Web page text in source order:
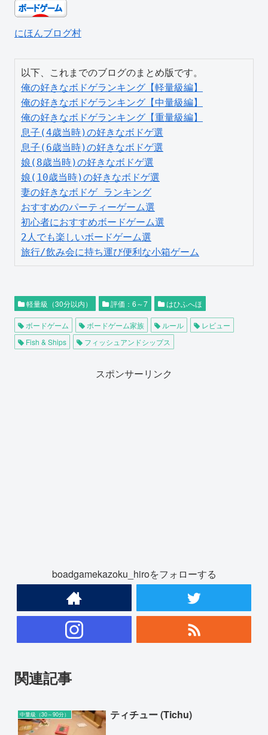
にほんブログ村
俺の好きなボドゲランキング【軽量級編】
俺の好きなボドゲランキング【中量級編】
俺の好きなボドゲランキング【重量級編】
息子(4歳当時)の好きなボドゲ選
息子(6歳当時)の好きなボドゲ選
娘(8歳当時)の好きなボドゲ選
娘(10歳当時)の好きなボドゲ選
妻の好きなボドゲ ランキング
おすすめのパーティーゲーム選
初心者におすすめボードゲーム選
2人でも楽しいボードゲーム選
旅行/飲み会に持ち運び便利な小箱ゲーム
軽量級（30分以内） 評価：6～7 はひふへほ
ボードゲーム ボードゲーム家族 ルール
レビュー
Fish & Ships
フィッシュアンドシップス
スポンサーリンク
boadgamekazoku_hiroをフォローする
関連記事
中量級（30～90分） ティチュー (Tichu)